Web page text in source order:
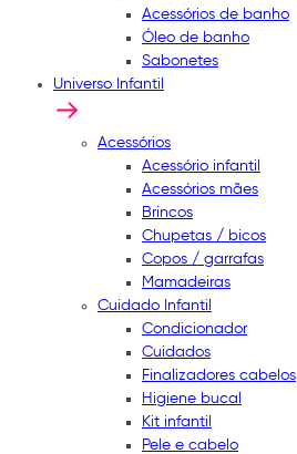
Acessórios de banho
Óleo de banho
Sabonetes
Universo Infantil
Acessórios
Acessório infantil
Acessórios mães
Brincos
Chupetas / bicos
Copos / garrafas
Mamadeiras
Cuidado Infantil
Condicionador
Cuidados
Finalizadores cabelos
Higiene bucal
Kit infantil
Pele e cabelo